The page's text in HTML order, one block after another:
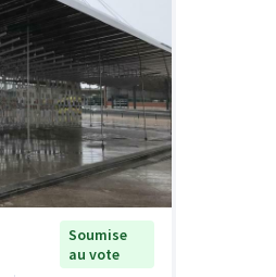
Soumise
au vote